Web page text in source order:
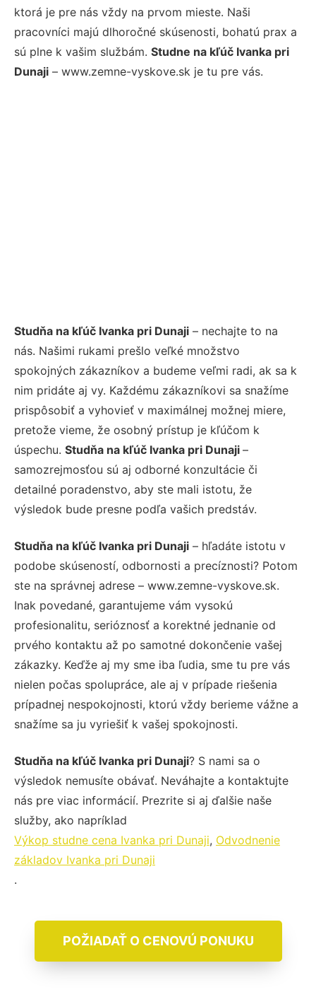
ktorá je pre nás vždy na prvom mieste. Naši
pracovníci majú dlhoročné skúsenosti, bohatú prax a
sú plne k vašim službám. Studne na kľúč Ivanka pri
Dunaji – www.zemne-vyskove.sk je tu pre vás.
Studňa na kľúč Ivanka pri Dunaji – nechajte to na
nás. Našimi rukami prešlo veľké množstvo
spokojných zákazníkov a budeme veľmi radi, ak sa k
nim pridáte aj vy. Každému zákazníkovi sa snažíme
prispôsobiť a vyhovieť v maximálnej možnej miere,
pretože vieme, že osobný prístup je kľúčom k
úspechu. Studňa na kľúč Ivanka pri Dunaji –
samozrejmosťou sú aj odborné konzultácie či
detailné poradenstvo, aby ste mali istotu, že
výsledok bude presne podľa vašich predstáv.
Studňa na kľúč Ivanka pri Dunaji – hľadáte istotu v
podobe skúseností, odbornosti a precíznosti? Potom
ste na správnej adrese – www.zemne-vyskove.sk.
Inak povedané, garantujeme vám vysokú
profesionalitu, serióznosť a korektné jednanie od
prvého kontaktu až po samotné dokončenie vašej
zákazky. Keďže aj my sme iba ľudia, sme tu pre vás
nielen počas spolupráce, ale aj v prípade riešenia
prípadnej nespokojnosti, ktorú vždy berieme vážne a
snažíme sa ju vyriešiť k vašej spokojnosti.
Studňa na kľúč Ivanka pri Dunaji? S nami sa o
výsledok nemusíte obávať. Neváhajte a kontaktujte
nás pre viac informácií. Prezrite si aj ďalšie naše
služby, ako napríklad
Výkop studne cena Ivanka pri Dunaji, Odvodnenie
základov Ivanka pri Dunaji
.
POŽIADAŤ O CENOVÚ PONUKU